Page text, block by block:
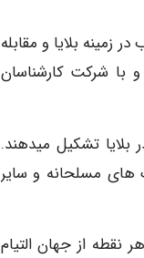
زمینه بلایا و مقابله
با شرکت کارشناسان
تشکیل میدهند.
مسلحانه و سایر
نقطه از جهان التیام